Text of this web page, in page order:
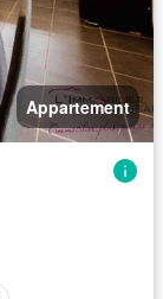
Appartement